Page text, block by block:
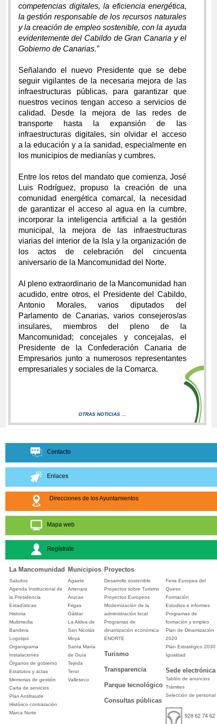
competencias digitales, la eficiencia energética,
la gestión responsable de los recursos naturales
y la creación de empleo sostenible, con la ayuda
evidentemente del Cabildo de Gran Canaria y el
Gobierno de Canarias.”
Señalando el nuevo Presidente que se debe
seguir vigilantes de la necesaria mejora de las
infraestructuras públicas, para garantizar que
nuestros vecinos tengan acceso a servicios de
calidad. Desde la mejora de las redes de
transporte hasta la expansión de las
infraestructuras digitales, sin olvidar el acceso
a la educación y a la sanidad, especialmente en
los municipios de medianías y cumbres.
Entre los retos del mandato que comienza, José
Luis Rodríguez, propuso la creación de una
comunidad energética comarcal, la necesidad
de garantizar el acceso al agua en la cumbre,
incorporar la inteligencia artificial a la gestión
municipal, la mejora de las infraestructuras
viarias del interior de la Isla y la organización de
los actos de celebración del cincuenta
aniversario de la Mancomunidad del Norte.
Al pleno extraordinario de la Mancomunidad han
acudido, entre otros, el Presidente del Cabildo,
Antonio Morales, varios diputados del
Parlamento de Canarias, varios consejeros/as
insulares, miembros del pleno de la
Mancomunidad; concejales y concejalas, el
Presidente de la Confederación Canaria de
Empresarios junto a numerosos representantes
empresariales y sociales de la Comarca.
OTRAS NOTICIAS ...
Contacto
Enlaces
Direcciones de los Ayuntamientos
Mapa web
Regístrate
La Mancomunidad Municipios Proyectos
Saludos
Agenda Institucional de
la Presidencia
Estadísticas
Historia
Multimedia
Bandera
Logotipo
Organigrama
Instalaciones
Órganos de gobierno
Estatutos y actas
Memorias de gestión
Carta de servicios
Plan Antifraude
Histórico contratación
Marca Norte
Agaete
Artenara
Arucas
Firgas
Gáldar
La Aldea de
San Nicolás
Moya
Santa María
de Guía
Tejeda
Teror
Valleseco
Desarrollo sostenible
Proyectos sobre Turismo
Proyectos Europeos
Modernización de la
administración local
Programas de
dinamización económica
ENORTE
Turismo
Transparencia
Parque tecnológico
Consultas públicas
Feria Europea del
Queso
Formación
Estudios e informes
Programas de
formación y empleo
Plan de Dinamización
2020
Plan Estratégico 2030
Igualdad
Sede electrónica
Tablón de anuncios
Trámites
Selección de personal
928 62 74 62